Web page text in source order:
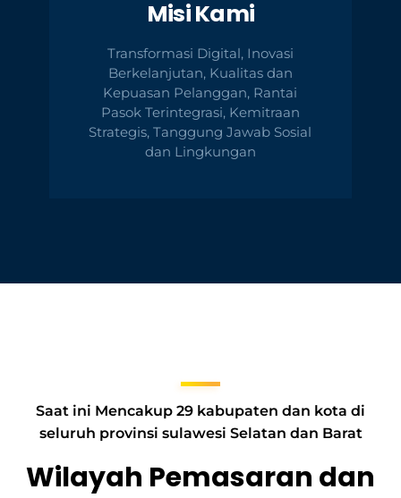
Misi Kami
Transformasi Digital, Inovasi
Berkelanjutan, Kualitas dan
Kepuasan Pelanggan, Rantai
Pasok Terintegrasi, Kemitraan
Strategis, Tanggung Jawab Sosial
dan Lingkungan
Saat ini Mencakup 29 kabupaten dan kota di
seluruh provinsi sulawesi Selatan dan Barat
Wilayah Pemasaran dan